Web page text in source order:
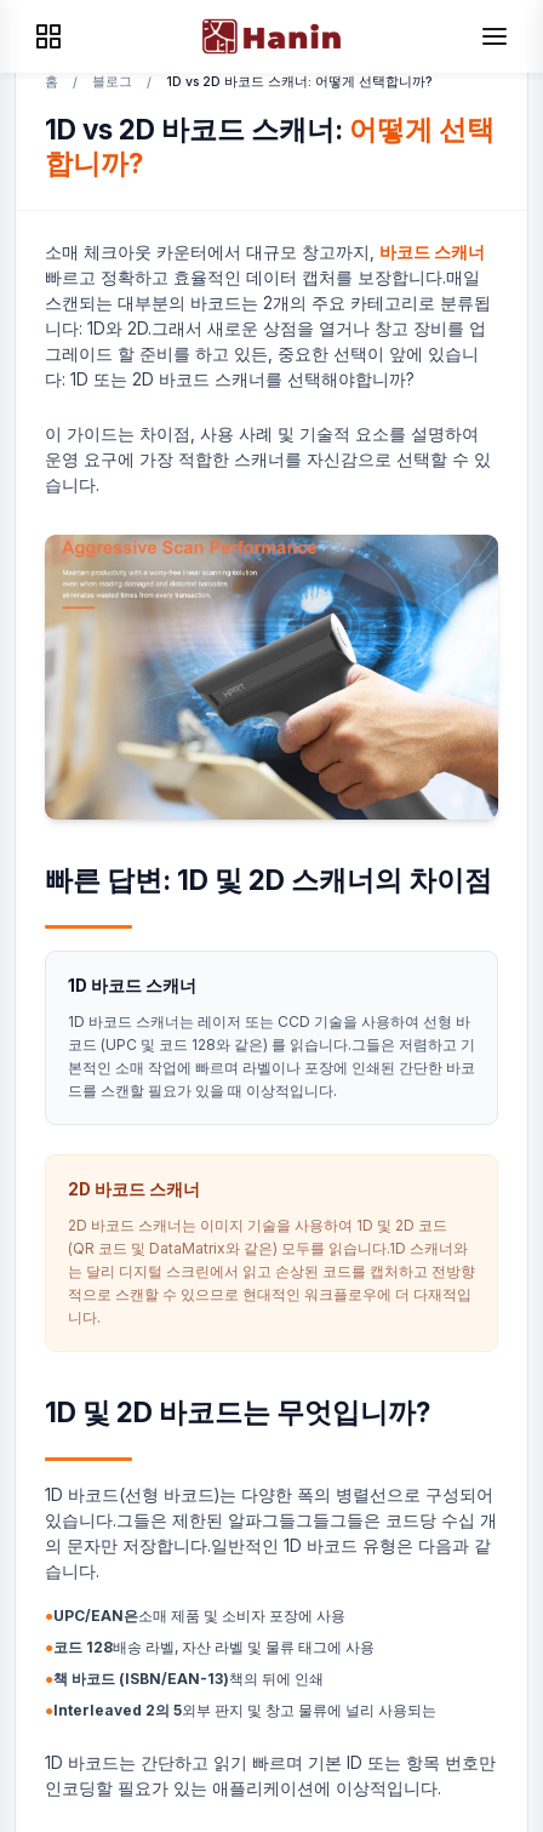
홈 / 블로그 / 1D vs 2D 바코드 스캐너: 어떻게 선택합니까?
1D vs 2D 바코드 스캐너: 어떻게 선택
합니까?
소매 체크아웃 카운터에서 대규모 창고까지, 바코드 스캐너
빠르고 정확하고 효율적인 데이터 캡처를 보장합니다.매일
스캔되는 대부분의 바코드는 2개의 주요 카테고리로 분류됩
니다: 1D와 2D.그래서 새로운 상점을 열거나 창고 장비를 업
그레이드 할 준비를 하고 있든, 중요한 선택이 앞에 있습니
다: 1D 또는 2D 바코드 스캐너를 선택해야합니까?
이 가이드는 차이점, 사용 사례 및 기술적 요소를 설명하여
운영 요구에 가장 적합한 스캐너를 자신감으로 선택할 수 있
습니다.
빠른 답변: 1D 및 2D 스캐너의 차이점
1D 바코드 스캐너
1D 바코드 스캐너는 레이저 또는 CCD 기술을 사용하여 선형 바
코드 (UPC 및 코드 128와 같은) 를 읽습니다.그들은 저렴하고 기
본적인 소매 작업에 빠르며 라벨이나 포장에 인쇄된 간단한 바코
드를 스캔할 필요가 있을 때 이상적입니다.
2D 바코드 스캐너
2D 바코드 스캐너는 이미지 기술을 사용하여 1D 및 2D 코드
(QR 코드 및 DataMatrix와 같은) 모두를 읽습니다.1D 스캐너와
는 달리 디지털 스크린에서 읽고 손상된 코드를 캡처하고 전방향
적으로 스캔할 수 있으므로 현대적인 워크플로우에 더 다재적입
니다.
1D 및 2D 바코드는 무엇입니까?
1D 바코드(선형 바코드)는 다양한 폭의 병렬선으로 구성되어
있습니다.그들은 제한된 알파그들그들그들은 코드당 수십 개
의 문자만 저장합니다.일반적인 1D 바코드 유형은 다음과 같
습니다.
●UPC/EAN은소매 제품 및 소비자 포장에 사용
●코드 128배송 라벨, 자산 라벨 및 물류 태그에 사용
●책 바코드 (ISBN/EAN-13)책의 뒤에 인쇄
●Interleaved 2의 5외부 판지 및 창고 물류에 널리 사용되는
1D 바코드는 간단하고 읽기 빠르며 기본 ID 또는 항목 번호만
인코딩할 필요가 있는 애플리케이션에 이상적입니다.